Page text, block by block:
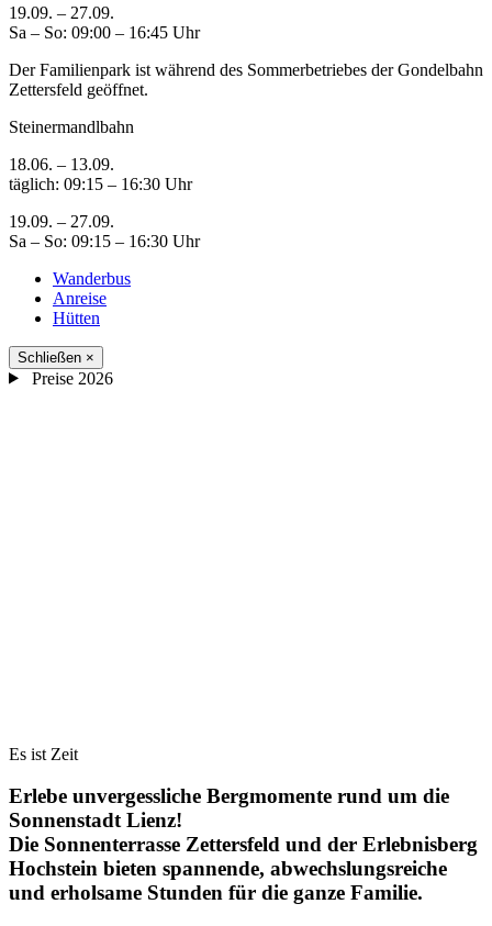
19.09. – 27.09.
Sa – So: 09:00 – 16:45 Uhr
Der Familienpark ist während des Sommerbetriebes der Gondelbahn
Zettersfeld geöffnet.
Steinermandlbahn
18.06. – 13.09.
täglich: 09:15 – 16:30 Uhr
19.09. – 27.09.
Sa – So: 09:15 – 16:30 Uhr
Wanderbus
Anreise
Hütten
Schließen ×
Preise 2026
Es ist Zeit
Erlebe unvergessliche Bergmomente rund um die
Sonnenstadt Lienz!
Die Sonnenterrasse Zettersfeld und der Erlebnisberg
Hochstein bieten spannende, abwechslungsreiche
und erholsame Stunden für die ganze Familie.